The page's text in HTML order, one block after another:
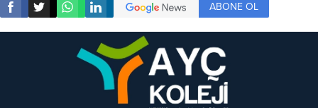
ABONE OL